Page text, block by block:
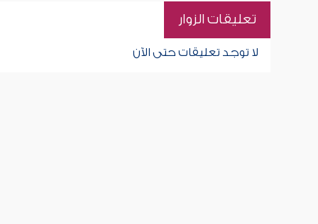
تعليقات الزوار
لا توجد تعليقات حتى الآن